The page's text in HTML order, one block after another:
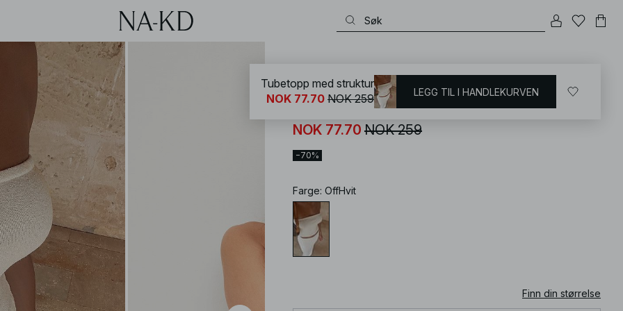
Tubetopp med struktur
NOK 77.70 NOK 259
−70%
Farge: OffHvit
Finn din størrelse
Tubetopp med struktur
NOK 77.70 NOK 259 LEGG TIL I HANDLEKURVEN